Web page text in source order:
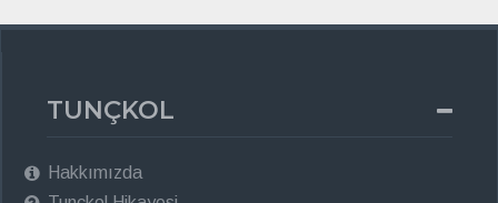
TUNÇKOL
Hakkımızda